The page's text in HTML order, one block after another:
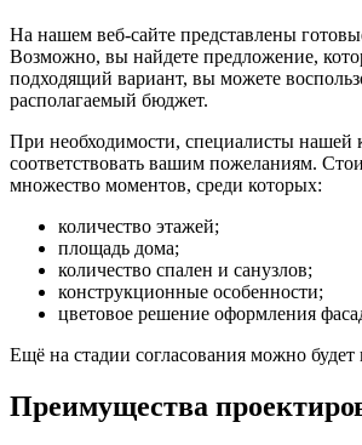
На нашем веб-сайте представлены
Возможно, вы найдете предложение,
подходящий вариант, вы можете
располагаемый бюджет.
При необходимости, специалисты нашей
соответствовать вашим пожеланиям.
множество моментов, среди которых:
количество этажей;
площадь дома;
количество спален и санузлов;
конструкционные особенности;
цветовое решение оформления
Ещё на стадии согласования можно
Преимущества